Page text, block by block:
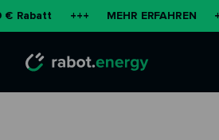
+++ MEHR ERFAHREN +++